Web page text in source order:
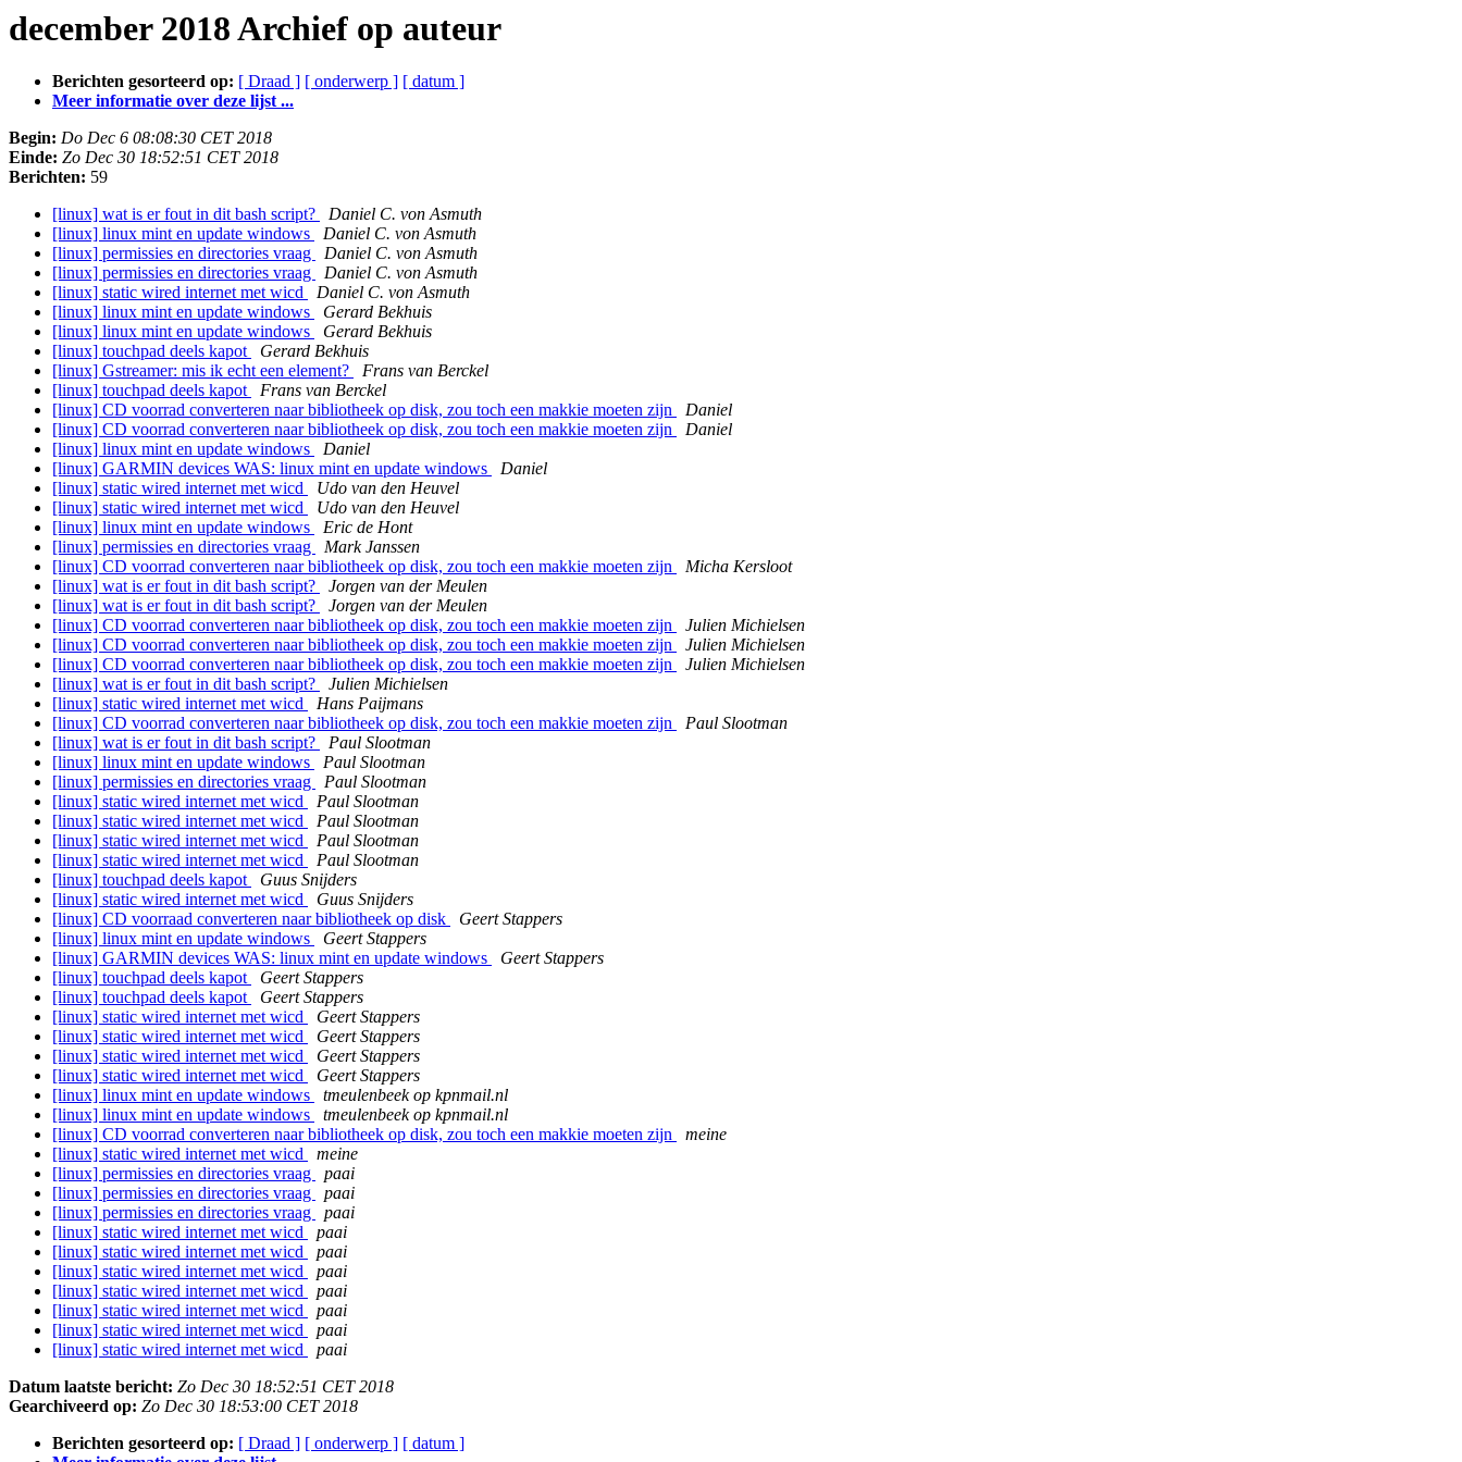
december 2018 Archief op auteur
Berichten gesorteerd op: [ Draad ] [ onderwerp ] [ datum ]
Meer informatie over deze lijst ...
Begin: Do Dec 6 08:08:30 CET 2018
Einde: Zo Dec 30 18:52:51 CET 2018
Berichten: 59
[linux] wat is er fout in dit bash script?
Daniel C. von Asmuth
[linux] linux mint en update windows
Daniel C. von Asmuth
[linux] permissies en directories vraag
Daniel C. von Asmuth
[linux] permissies en directories vraag
Daniel C. von Asmuth
[linux] static wired internet met wicd
Daniel C. von Asmuth
[linux] linux mint en update windows
Gerard Bekhuis
[linux] linux mint en update windows
Gerard Bekhuis
[linux] touchpad deels kapot
Gerard Bekhuis
[linux] Gstreamer: mis ik echt een element?
Frans van Berckel
[linux] touchpad deels kapot
Frans van Berckel
[linux] CD voorrad converteren naar bibliotheek op disk, zou toch een makkie moeten zijn
Daniel
[linux] CD voorrad converteren naar bibliotheek op disk, zou toch een makkie moeten zijn
Daniel
[linux] linux mint en update windows
Daniel
[linux] GARMIN devices WAS: linux mint en update windows
Daniel
[linux] static wired internet met wicd
Udo van den Heuvel
[linux] static wired internet met wicd
Udo van den Heuvel
[linux] linux mint en update windows
Eric de Hont
[linux] permissies en directories vraag
Mark Janssen
[linux] CD voorrad converteren naar bibliotheek op disk, zou toch een makkie moeten zijn
Micha Kersloot
[linux] wat is er fout in dit bash script?
Jorgen van der Meulen
[linux] wat is er fout in dit bash script?
Jorgen van der Meulen
[linux] CD voorrad converteren naar bibliotheek op disk, zou toch een makkie moeten zijn
Julien Michielsen
[linux] CD voorrad converteren naar bibliotheek op disk, zou toch een makkie moeten zijn
Julien Michielsen
[linux] CD voorrad converteren naar bibliotheek op disk, zou toch een makkie moeten zijn
Julien Michielsen
[linux] wat is er fout in dit bash script?
Julien Michielsen
[linux] static wired internet met wicd
Hans Paijmans
[linux] CD voorrad converteren naar bibliotheek op disk, zou toch een makkie moeten zijn
Paul Slootman
[linux] wat is er fout in dit bash script?
Paul Slootman
[linux] linux mint en update windows
Paul Slootman
[linux] permissies en directories vraag
Paul Slootman
[linux] static wired internet met wicd
Paul Slootman
[linux] static wired internet met wicd
Paul Slootman
[linux] static wired internet met wicd
Paul Slootman
[linux] static wired internet met wicd
Paul Slootman
[linux] touchpad deels kapot
Guus Snijders
[linux] static wired internet met wicd
Guus Snijders
[linux] CD voorraad converteren naar bibliotheek op disk
Geert Stappers
[linux] linux mint en update windows
Geert Stappers
[linux] GARMIN devices WAS: linux mint en update windows
Geert Stappers
[linux] touchpad deels kapot
Geert Stappers
[linux] touchpad deels kapot
Geert Stappers
[linux] static wired internet met wicd
Geert Stappers
[linux] static wired internet met wicd
Geert Stappers
[linux] static wired internet met wicd
Geert Stappers
[linux] static wired internet met wicd
Geert Stappers
[linux] linux mint en update windows
tmeulenbeek op kpnmail.nl
[linux] linux mint en update windows
tmeulenbeek op kpnmail.nl
[linux] CD voorrad converteren naar bibliotheek op disk, zou toch een makkie moeten zijn
meine
[linux] static wired internet met wicd
meine
[linux] permissies en directories vraag
paai
[linux] permissies en directories vraag
paai
[linux] permissies en directories vraag
paai
[linux] static wired internet met wicd
paai
[linux] static wired internet met wicd
paai
[linux] static wired internet met wicd
paai
[linux] static wired internet met wicd
paai
[linux] static wired internet met wicd
paai
[linux] static wired internet met wicd
paai
[linux] static wired internet met wicd
paai
Datum laatste bericht: Zo Dec 30 18:52:51 CET 2018
Gearchiveerd op: Zo Dec 30 18:53:00 CET 2018
Berichten gesorteerd op: [ Draad ] [ onderwerp ] [ datum ]